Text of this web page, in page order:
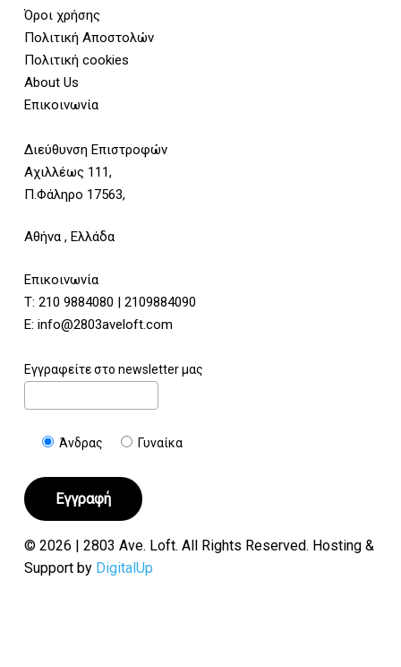
Όροι χρήσης
Πολιτική Αποστολών
Πολιτική cookies
About Us
Επικοινωνία
Διεύθυνση Επιστροφών
Αχιλλέως 111,
Π.Φάληρο 17563,
Αθήνα , Ελλάδα
Επικοινωνία
Τ: 210 9884080 | 2109884090
E: info@2803aveloft.com
Εγγραφείτε στο newsletter μας
Άνδρας Γυναίκα
© 2026 | 2803 Ave. Loft. All Rights Reserved. Hosting &
Support by DigitalUp